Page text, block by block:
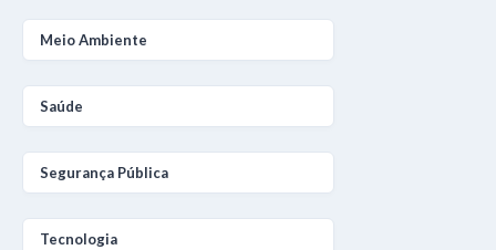
Meio Ambiente
Saúde
Segurança Pública
Tecnologia